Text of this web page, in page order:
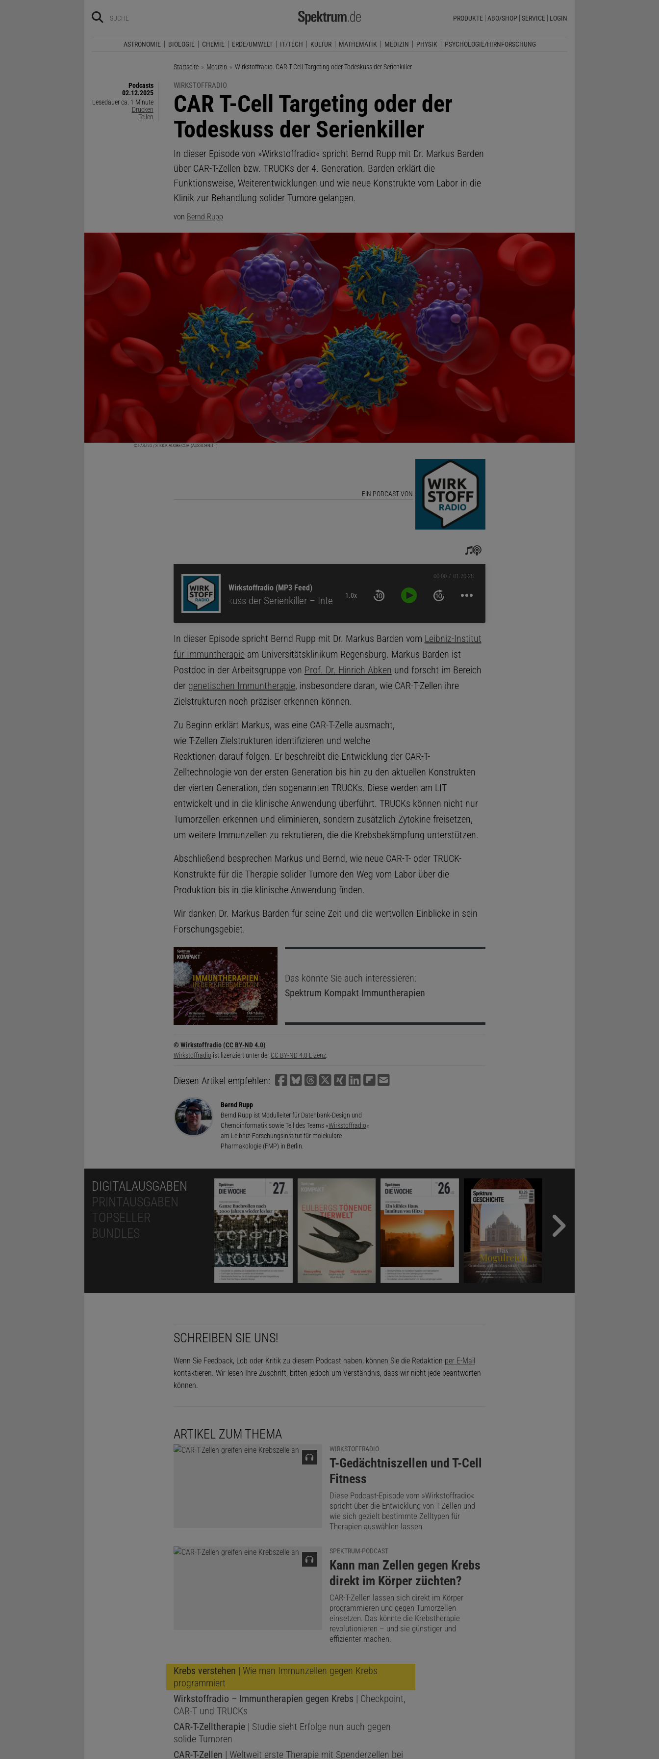
PRODUKTE ABO/SHOP SERVICE LOGIN
ASTRONOMIE BIOLOGIE CHEMIE ERDE/UMWELT IT/TECH KULTUR MATHEMATIK MEDIZIN PHYSIK PSYCHOLOGIE/HIRNFORSCHUNG
Startseite Medizin Aktuelle Seite:
Wirkstoffradio: CAR T-Cell Targeting oder Todeskuss der Serienkiller
Podcasts
02.12.2025
Lesedauer ca. 1 Minute
Drucken
Teilen
WIRKSTOFFRADIO
:
CAR T-Cell Targeting oder der
Todeskuss der Serienkiller
In dieser Episode von »Wirkstoffradio« spricht Bernd Rupp mit Dr. Markus Barden
über CAR-T-Zellen bzw. TRUCKs der 4. Generation. Barden erklärt die
Funktionsweise, Weiterentwicklungen und wie neue Konstrukte vom Labor in die
Klinik zur Behandlung solider Tumore gelangen.
von Bernd Rupp
© LASZLO / STOCK.ADOBE.COM (AUSSCHNITT)
EIN PODCAST VON
Wirkstoffradio (MP3 Feed)
WSR091-CAR T-Cell Targeting oder der Todeskuss der Serienkiller – Inte 1.0x
00:00 01:20:28
In dieser Episode spricht Bernd Rupp mit Dr. Markus Barden vom Leibniz-Institut
für Immuntherapieam Universitätsklinikum Regensburg. Markus Barden ist
Postdoc in der Arbeitsgruppe von Prof. Dr. Hinrich Abken und forscht im Bereich
der genetischen Immuntherapie, insbesondere daran, wie CAR-T-Zellen ihre
Zielstrukturen noch präziser erkennen können.
Zu Beginn erklärt Markus, was eine CAR-T-Zelle ausmacht,
wie T-Zellen Zielstrukturen identifizieren und welche
Reaktionen darauf folgen. Er beschreibt die Entwicklung der CAR-T-
Zelltechnologie von der ersten Generation bis hin zu den aktuellen Konstrukten
der vierten Generation, den sogenannten TRUCKs. Diese werden am LIT
entwickelt und in die klinische Anwendung überführt. TRUCKs können nicht nur
Tumorzellen erkennen und eliminieren, sondern zusätzlich Zytokine freisetzen,
um weitere Immunzellen zu rekrutieren, die die Krebsbekämpfung unterstützen.
Abschließend besprechen Markus und Bernd, wie neue CAR-T- oder TRUCK-
Konstrukte für die Therapie solider Tumore den Weg vom Labor über die
Produktion bis in die klinische Anwendung finden.
Wir danken Dr. Markus Barden für seine Zeit und die wertvollen Einblicke in sein
Forschungsgebiet.
Das könnte Sie auch interessieren:
Spektrum Kompakt Immuntherapien
©Wirkstoffradio (CC BY-ND 4.0)
Wirkstoffradio ist lizenziert unter der CC BY-ND 4.0 Lizenz.
Diesen Artikel empfehlen:
Bernd Rupp
Bernd Rupp ist Modulleiter für Datenbank-Design und
Chemoinformatik sowie Teil des Teams »Wirkstoffradio«
am Leibniz-Forschungsinstitut für molekulare
Pharmakologie (FMP) in Berlin.
DIGITALAUSGABEN
PRINTAUSGABEN
TOPSELLER
BUNDLES
SCHREIBEN SIE UNS!
Wenn Sie Feedback, Lob oder Kritik zu diesem Podcast haben, können Sie die Redaktion per E-Mail
kontaktieren. Wir lesen Ihre Zuschrift, bitten jedoch um Verständnis, dass wir nicht jede beantworten
können.
ARTIKEL ZUM THEMA
WIRKSTOFFRADIO
:
T-Gedächtniszellen und T-Cell
Fitness
Diese Podcast-Episode vom »Wirkstoffradio«
spricht über die Entwicklung von T-Zellen und
wie sich gezielt bestimmte Zelltypen für
Therapien auswählen lassen
SPEKTRUM-PODCAST
:
Kann man Zellen gegen Krebs
direkt im Körper züchten?
CAR-T-Zellen lassen sich direkt im Körper
programmieren und gegen Tumorzellen
einsetzen. Das könnte die Krebstherapie
revolutionieren – und sie günstiger und
effizienter machen.
Krebs verstehen | Wie man Immunzellen gegen Krebs
programmiert
Wirkstoffradio – Immuntherapien gegen Krebs | Checkpoint,
CAR-T und TRUCKs
CAR-T-Zelltherapie| Studie sieht Erfolge nun auch gegen
solide Tumoren
CAR-T-Zellen | Weltweit erste Therapie mit Spenderzellen bei